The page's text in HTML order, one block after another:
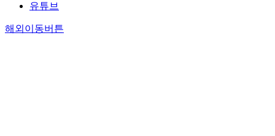
유튜브
해외이동버튼